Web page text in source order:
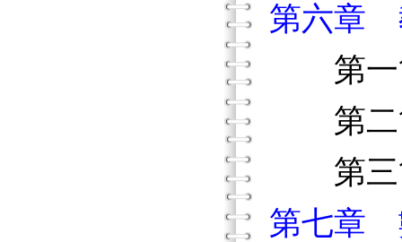
第六章
第一
第二
第三
第七章